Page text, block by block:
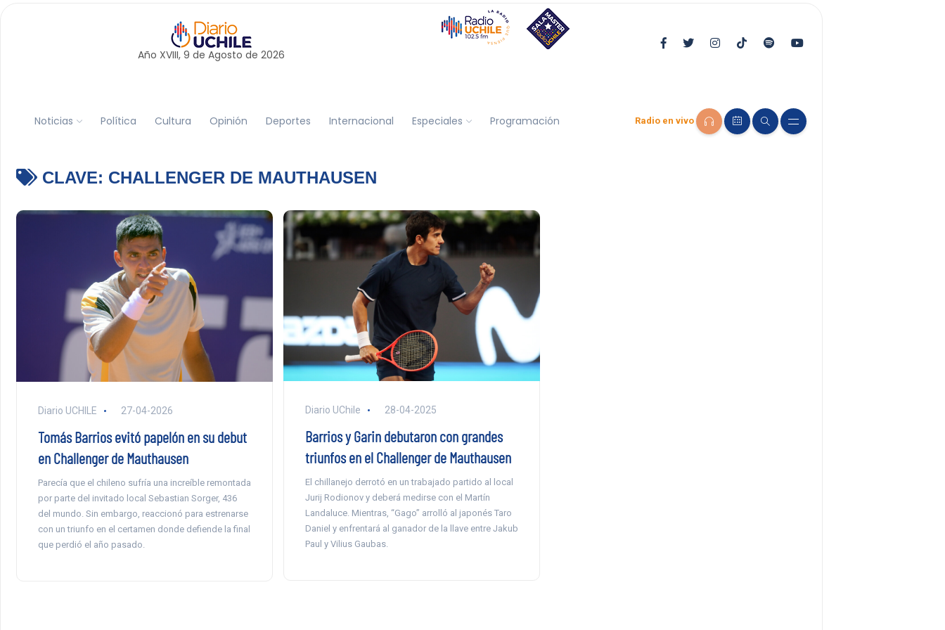
Año XVIII, 9 de Agosto de 2026
Noticias Política Cultura Opinión Deportes Internacional Especiales Programación Radio en vivo
CLAVE: CHALLENGER DE MAUTHAUSEN
Diario UCHILE 27-04-2026
Tomás Barrios evitó papelón en su debut
en Challenger de Mauthausen
Parecía que el chileno sufría una increíble remontada
por parte del invitado local Sebastian Sorger, 436
del mundo. Sin embargo, reaccionó para estrenarse
con un triunfo en el certamen donde defiende la final
que perdió el año pasado.
Diario UChile 28-04-2025
Barrios y Garin debutaron con grandes
triunfos en el Challenger de Mauthausen
El chillanejo derrotó en un trabajado partido al local
Jurij Rodionov y deberá medirse con el Martín
Landaluce. Mientras, “Gago” arrolló al japonés Taro
Daniel y enfrentará al ganador de la llave entre Jakub
Paul y Vilius Gaubas.